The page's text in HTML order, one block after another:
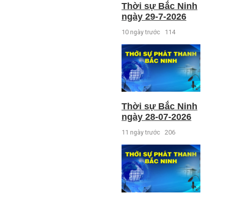
Thời sự Bắc Ninh
ngày 29-7-2026
10 ngày trước 114
Thời sự Bắc Ninh
ngày 28-07-2026
11 ngày trước 206